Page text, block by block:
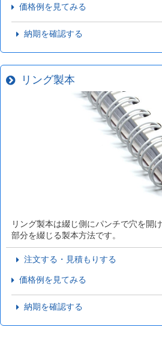
価格例を見てみる
納期を確認する
リング製本
リング製本は綴じ側にパンチで穴を開
部分を綴じる製本方法です。
注文する・見積もりする
価格例を見てみる
納期を確認する